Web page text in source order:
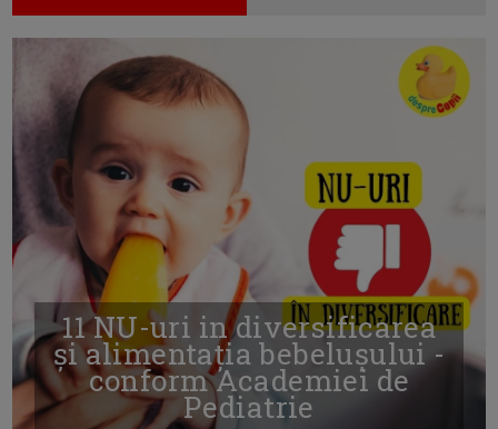
11 NU-uri in diversificarea
și alimentația bebelușului -
conform Academiei de
Pediatrie